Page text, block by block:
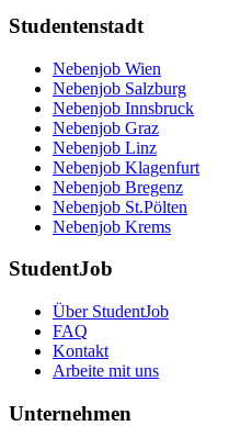
Studentenstadt
Nebenjob Wien
Nebenjob Salzburg
Nebenjob Innsbruck
Nebenjob Graz
Nebenjob Linz
Nebenjob Klagenfurt
Nebenjob Bregenz
Nebenjob St.Pölten
Nebenjob Krems
StudentJob
Über StudentJob
FAQ
Kontakt
Arbeite mit uns
Unternehmen